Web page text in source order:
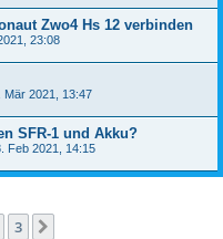
Zwo4 Hs 12 verbinden
23:08
Mär 2021, 13:47
SFR-1 und Akku?
Feb 2021, 14:15
3